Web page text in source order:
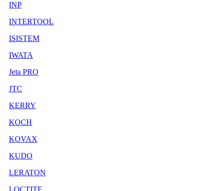
INP
INTERTOOL
ISISTEM
IWATA
Jeta PRO
JTC
KERRY
KOCH
KOVAX
KUDO
LERATON